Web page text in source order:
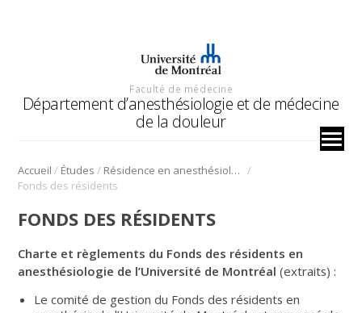
Faculté de médecine
Département d’anesthésiologie et de médecine
de la douleur
Accueil / Études / Résidence en anesthésiologie /
Fonds des résidents
FONDS DES RÉSIDENTS
Charte et règlements du Fonds des résidents en
anesthésiologie de l’Université de Montréal(extraits) :
Le comité de gestion du Fonds des résidents en